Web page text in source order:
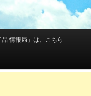
情報局」は、こちら